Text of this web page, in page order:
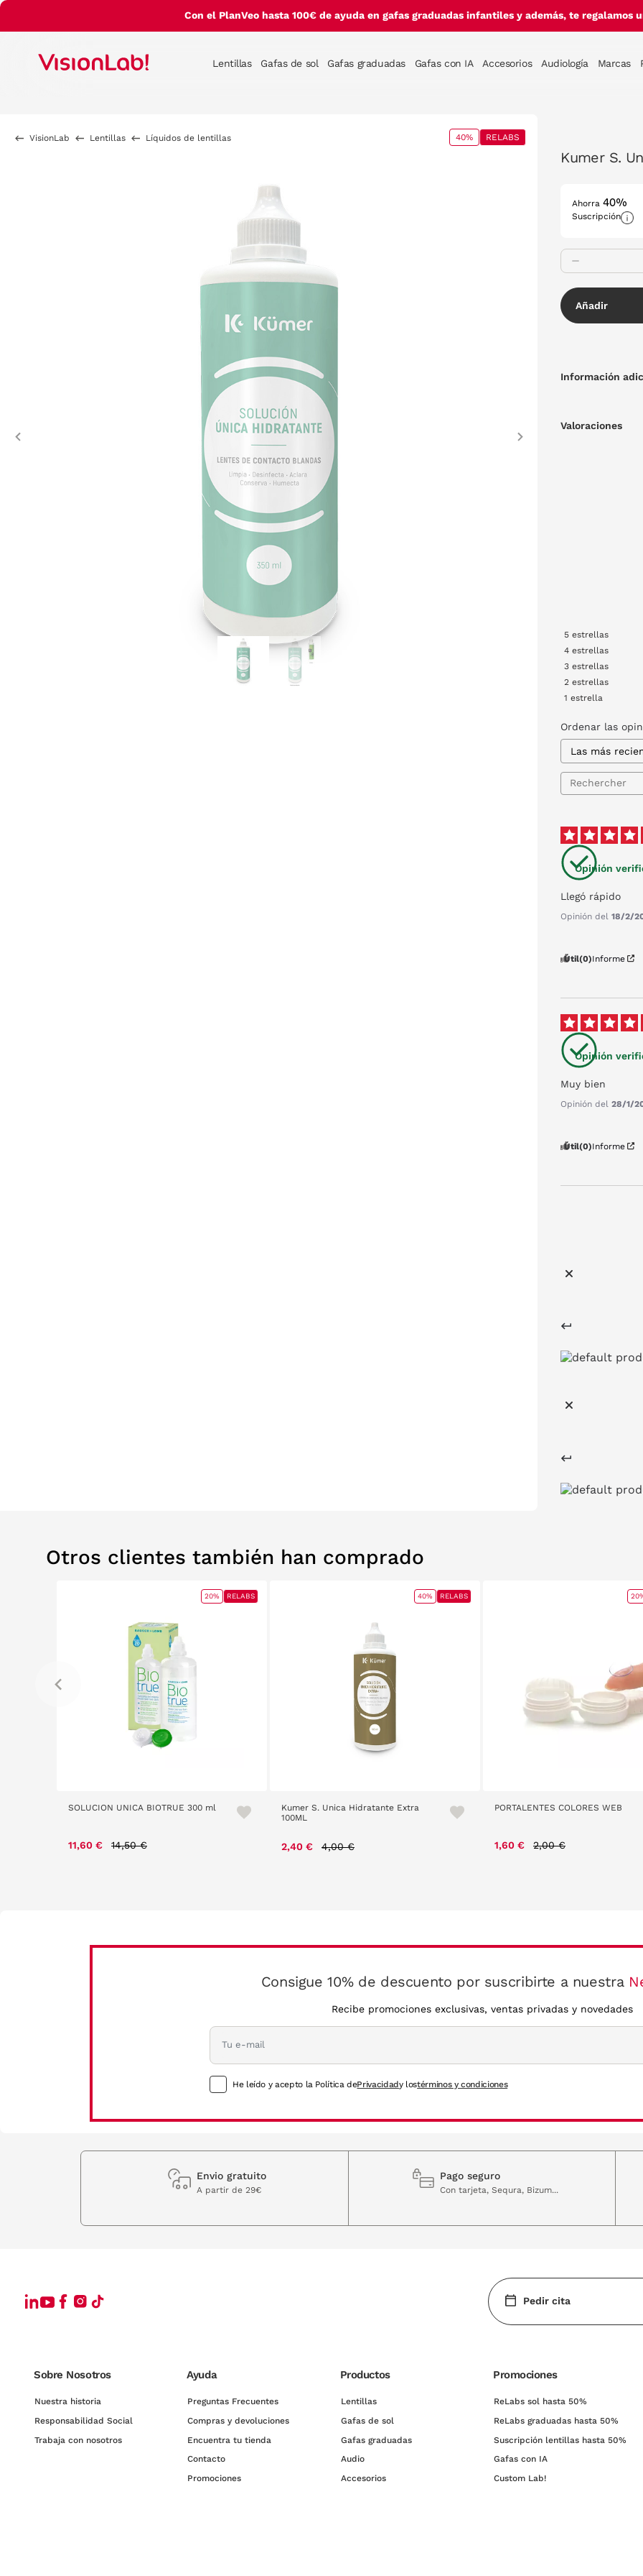
Con el PlanVeo hasta 100€ de ayuda en gafas graduadas infantiles y además, te regalamos
Lentillas Gafas de sol Gafas graduadas Gafas con IA Accesorios Audiología Marcas
VisionLab Lentillas Líquidos de lentillas 40% RELABS
Previous
Kumer S.
Ahorra 40%
Suscripción
Añadir
Información
Valoraciones
5estrellas
4estrellas
3estrellas
2estrellas
1estrella
Ordenar las
Opinión
Llegó rápido
Opinión del18/2/
Útil(0)Informe
Opinión
Muy bien
Opinión del28/1/
Útil(0)Informe
Otros clientes también han comprado
SOLUCION UNICA BIOTRUE 300 ml
11,60 € 14,50 €
20% RELABS
Kumer S. Unica Hidratante Extra
100ML
2,40 € 4,00 €
40% RELABS
PORTALENTES COLORES WEB
1,60 € 2,00 €
Consigue 10% de descuento por suscribirte a nuestra
Recibe promociones exclusivas, ventas privadas y novedades
He leído y acepto la Política dePrivacidady lostérminos y condiciones
Envio gratuito
A partir de 29€
Pago seguro
Con tarjeta, Sequra, Bizum...
Pedir cita
Sobre Nosotros
Nuestra historia
Responsabilidad Social
Trabaja con nosotros
Ayuda
Preguntas Frecuentes
Compras y devoluciones
Encuentra tu tienda
Contacto
Promociones
Productos
Lentillas
Gafas de sol
Gafas graduadas
Audio
Accesorios
Promociones
ReLabs sol hasta 50%
ReLabs graduadas hasta 50%
Suscripción lentillas hasta 50%
Gafas con IA
Custom Lab!